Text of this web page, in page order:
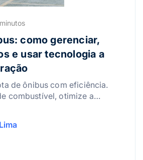
como gerenciar,
e usar tecnologia a
de ônibus com eficiência.
combustível, otimize a